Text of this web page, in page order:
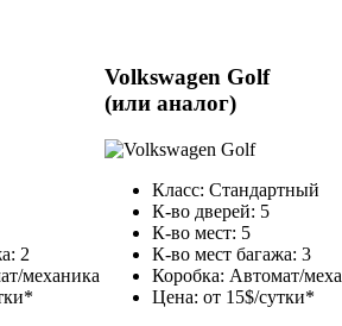
2
механика
Volkswagen Golf
(или аналог)
Класс: Стандартный
К-во дверей: 5
К-во мест: 5
К-во мест багажа: 3
Коробка: Автомат/
Цена: от 15$/сутки*